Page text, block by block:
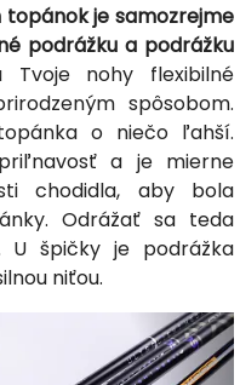
je samozrejme
podrážku a podrážku
nohy flexibilné
spôsobom.
o niečo ľahší.
a je mierne
chodidla, aby bola
Odrážať sa teda
U špičky je podrážka
niťou.